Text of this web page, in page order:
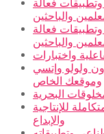
فعالة
والباحثين
فعالة
والباحثين
واختبارات
ولولو وإتسي
وموقعك الخاص
البحرية
للإنتاجية
والإبداع